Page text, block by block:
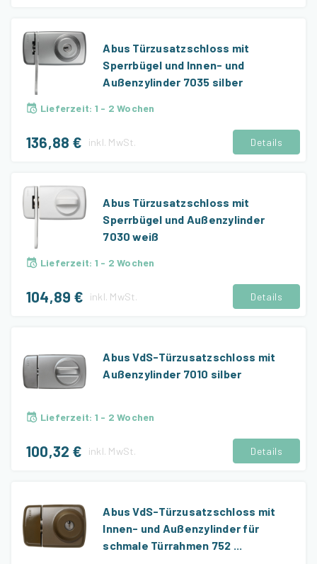
Abus Türzusatzschloss mit
Sperrbügel und Innen- und
Außenzylinder 7035 silber
Lieferzeit: 1 - 2 Wochen
136,88 € inkl. MwSt. Details
Abus Türzusatzschloss mit
Sperrbügel und Außenzylinder
7030 weiß
Lieferzeit: 1 - 2 Wochen
104,89 € inkl. MwSt. Details
Abus VdS-Türzusatzschloss mit
Außenzylinder 7010 silber
Lieferzeit: 1 - 2 Wochen
100,32 € inkl. MwSt. Details
Abus VdS-Türzusatzschloss mit
Innen- und Außenzylinder für
schmale Türrahmen 752 ...